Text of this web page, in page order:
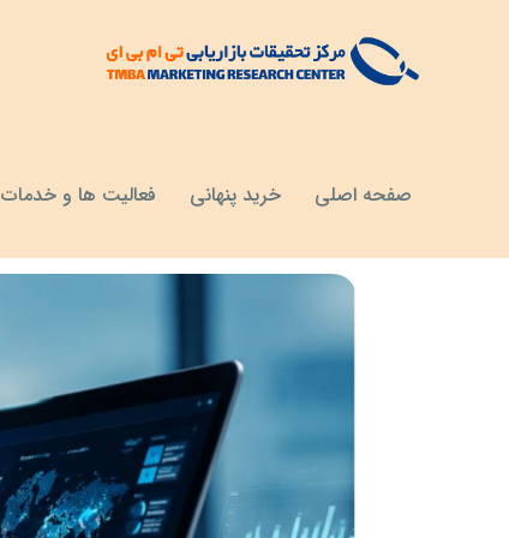
صفحه اصلی خرید پنهانی فعالیت ها و خدمات